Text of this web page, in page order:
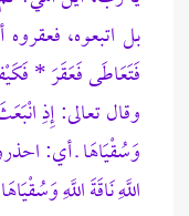
بل اتبعوه،
وقال تعالى: إِذِ
وَسُقْيَاهَا ـ أي:
اللَّهِ نَاقَةَ اللَّهِ